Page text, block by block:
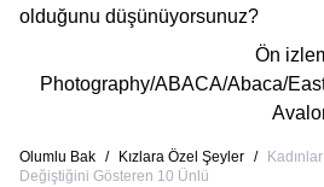
olduğunu düşünüyorsunuz?
Ön
Photography/ABACA/Abaca/
Olumlu Bak / Kızlara Özel Şeyler /
Değiştiğini Gösteren 10 Ünlü